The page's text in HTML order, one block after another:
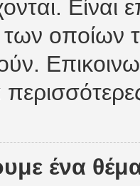
Είναι
οποίων
ένα